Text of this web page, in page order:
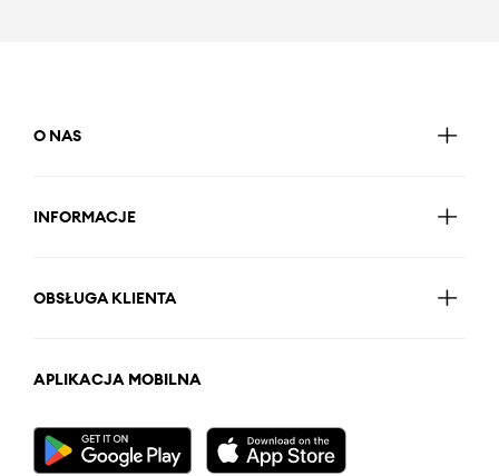
O NAS
INFORMACJE
OBSŁUGA KLIENTA
APLIKACJA MOBILNA